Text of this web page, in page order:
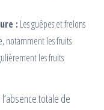
: Les guêpes et frelons
notamment les fruits
les fruits
totale de